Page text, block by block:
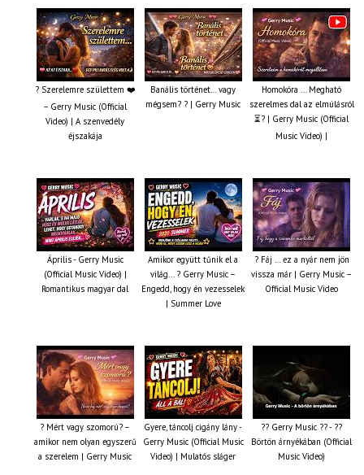
? Szerelemre születtem ❤️
– Gerry Music (Official
Video) | A szenvedély
éjszakája
Banális történet… vagy
mégsem? ? | Gerry Music
Homokóra ... Megható
szerelmes dal az elmúlásról
⏳? | Gerry Music (Official
Music Video) |
Április - Gerry Music
(Official Music Video) |
Romantikus magyar dal
Amikor együtt tűnik el a
világ... ? Gerry Music –
Engedd, hogy én vezesselek
| Summer Love
? Fáj … ez a nyár nem jön
vissza már | Gerry Music –
Official Music Video
? Mért vagy szomorú? –
amikor nem olyan egyszerű
a szerelem | Gerry Music
Gyere, táncolj cigány lány -
Gerry Music (Official Music
Video) | Mulatós sláger
?? Gerry Music ?? - ??
Börtön árnyékában (Official
Music Video)